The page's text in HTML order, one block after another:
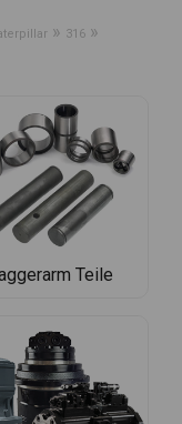
» 316 »
Teile